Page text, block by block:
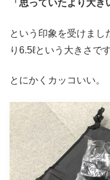
「思っていたより大き
という印象を受けまし
り6.5ℓという大きさで
とにかくカッコいい。